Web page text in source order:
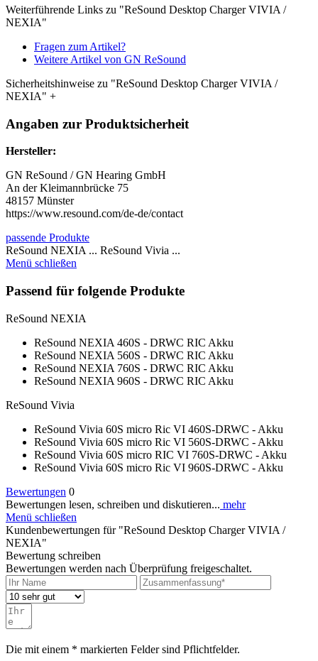
Weiterführende Links zu "ReSound Desktop Charger VIVIA /
NEXIA"
Fragen zum Artikel?
Weitere Artikel von GN ReSound
Sicherheitshinweise zu "ReSound Desktop Charger VIVIA /
NEXIA" +
Angaben zur Produktsicherheit
Hersteller:
GN ReSound / GN Hearing GmbH
An der Kleimannbrücke 75
48157 Münster
https://www.resound.com/de-de/contact
passende Produkte
ReSound NEXIA ... ReSound Vivia ...
Menü schließen
Passend für folgende Produkte
ReSound NEXIA
ReSound NEXIA 460S - DRWC RIC Akku
ReSound NEXIA 560S - DRWC RIC Akku
ReSound NEXIA 760S - DRWC RIC Akku
ReSound NEXIA 960S - DRWC RIC Akku
ReSound Vivia
ReSound Vivia 60S micro Ric VI 460S-DRWC - Akku
ReSound Vivia 60S micro Ric VI 560S-DRWC - Akku
ReSound Vivia 60S micro RIC VI 760S-DRWC - Akku
ReSound Vivia 60S micro Ric VI 960S-DRWC - Akku
Bewertungen 0
Bewertungen lesen, schreiben und diskutieren... mehr
Menü schließen
Kundenbewertungen für "ReSound Desktop Charger VIVIA /
NEXIA"
Bewertung schreiben
Bewertungen werden nach Überprüfung freigeschaltet.
Die mit einem * markierten Felder sind Pflichtfelder.